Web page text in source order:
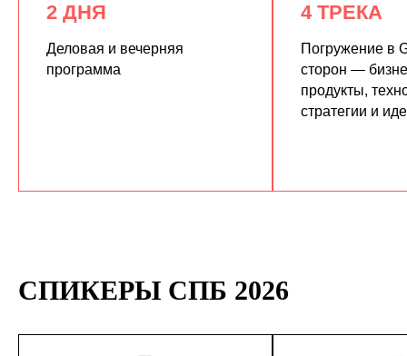
2 ДНЯ
Деловая и вечерняя
программа
4 ТРЕКА
Погружение в
сторон —
продукты,
стратегии и
СПИКЕРЫ СПБ 2026